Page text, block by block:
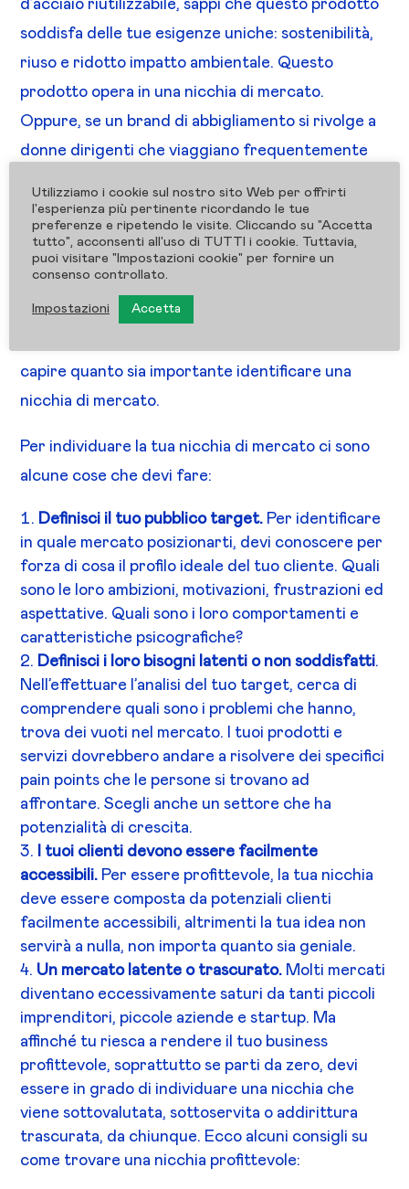
d’acciaio riutilizzabile, sappi che questo prodotto
soddisfa delle tue esigenze uniche: sostenibilità,
riuso e ridotto impatto ambientale. Questo
prodotto opera in una nicchia di mercato.
Oppure, se un brand di abbigliamento si rivolge a
donne dirigenti che viaggiano frequentemente
abbigliamento elegante realizzata in un materiale
speciale che non fa pieghe, non si stropiccia e non
ha bisogno di essere stirato neanche dopo esser
uscito dall’asciugatrice.
capire quanto sia importante identificare una
nicchia di mercato.
Per individuare la tua nicchia di mercato ci sono
alcune cose che devi fare:
Definisci il tuo pubblico target. Per identificare
in quale mercato posizionarti, devi conoscere per
forza di cosa il profilo ideale del tuo cliente. Quali
sono le loro ambizioni, motivazioni, frustrazioni ed
aspettative. Quali sono i loro comportamenti e
caratteristiche psicografiche?
Definisci i loro bisogni latenti o non soddisfatti.
Nell’effettuare l’analisi del tuo target, cerca di
comprendere quali sono i problemi che hanno,
trova dei vuoti nel mercato. I tuoi prodotti e
servizi dovrebbero andare a risolvere dei specifici
pain points che le persone si trovano ad
affrontare. Scegli anche un settore che ha
potenzialità di crescita.
I tuoi clienti devono essere facilmente
accessibili. Per essere profittevole, la tua nicchia
deve essere composta da potenziali clienti
facilmente accessibili, altrimenti la tua idea non
servirà a nulla, non importa quanto sia geniale.
Un mercato latente o trascurato. Molti mercati
diventano eccessivamente saturi da tanti piccoli
imprenditori, piccole aziende e startup. Ma
affinché tu riesca a rendere il tuo business
profittevole, soprattutto se parti da zero, devi
essere in grado di individuare una nicchia che
viene sottovalutata, sottoservita o addirittura
trascurata, da chiunque. Ecco alcuni consigli su
come trovare una nicchia profittevole:
Utilizziamo i cookie sul nostro sito Web per offrirti
l'esperienza più pertinente ricordando le tue
preferenze e ripetendo le visite. Cliccando su "Accetta
tutto", acconsenti all'uso di TUTTI i cookie. Tuttavia,
puoi visitare "Impostazioni cookie" per fornire un
consenso controllato.
Impostazioni Accetta